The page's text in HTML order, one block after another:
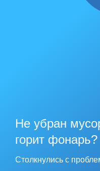
Не убран
горит фонарь?
Столкнулись с